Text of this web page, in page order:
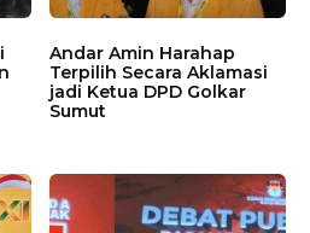
Andar Amin Harahap
Terpilih Secara Aklamasi
jadi Ketua DPD Golkar
Sumut